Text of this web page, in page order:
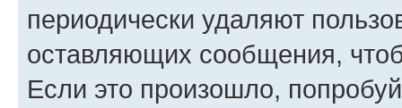
периодически удаляют
оставляющих сообщения,
Если это произошло,